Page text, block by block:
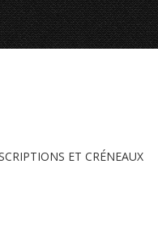
ET CRÉNEAUX